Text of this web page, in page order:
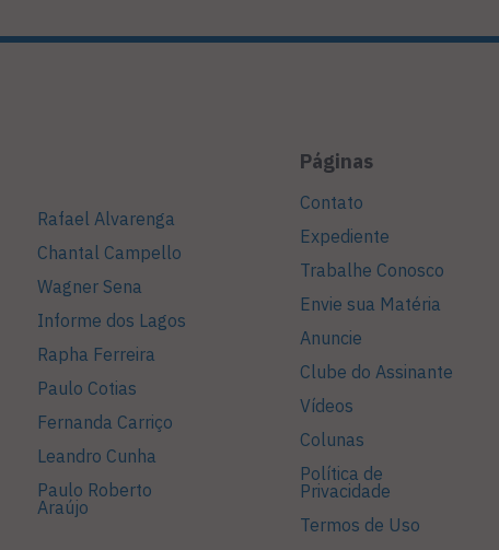
Rafael Alvarenga
Chantal Campello
Wagner Sena
Informe dos Lagos
Rapha Ferreira
Paulo Cotias
Fernanda Carriço
Leandro Cunha
Paulo Roberto
Araújo
Páginas
Contato
Expediente
Trabalhe Conosco
Envie sua Matéria
Anuncie
Clube do Assinante
Vídeos
Colunas
Política de
Privacidade
Termos de Uso